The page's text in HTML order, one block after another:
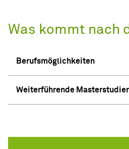
Was kommt nach
Berufsmöglichkeiten
Weiterführende